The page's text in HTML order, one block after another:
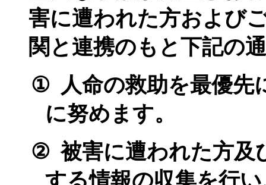
害に遭われた方および
関と連携のもと下記の
① 人命の救助を最優先
に努めます。
② 被害に遭われた方及
する情報の収集を行